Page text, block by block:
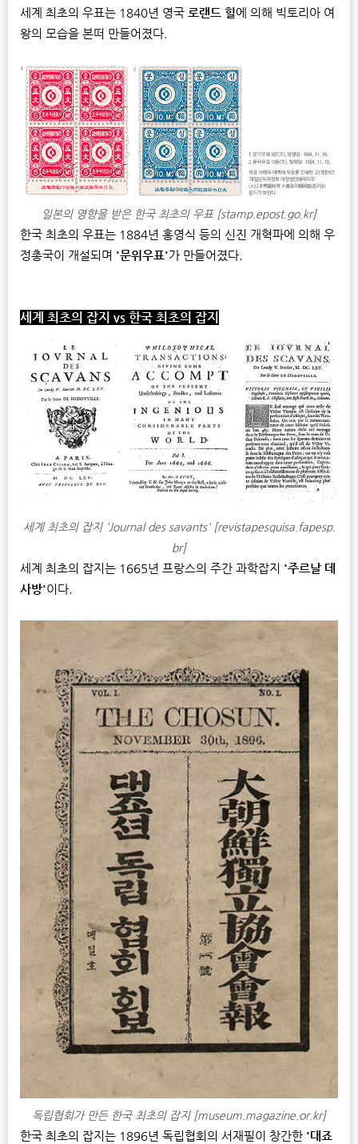
세계 최초의 우표는 1840년 영국 로랜드 힐에 의해 빅토리아 여
왕의 모습을 본떠 만들어졌다.
일본의 영향을 받은 한국 최초의 우표 [stamp.epost.go.kr]
한국 최초의 우표는 1884년 홍영식 등의 신진 개혁파에 의해 우
정총국이 개설되며 '문위우표'가 만들어졌다.
세계 최초의 잡지 vs 한국 최초의 잡지
세계 최초의 잡지 'Journal des savants' [revistapesquisa.fapesp.
br]
세계 최초의 잡지는 1665년 프랑스의 주간 과학잡지 '주르날 데
사방'이다.
독립협회가 만든 한국 최초의 잡지 [museum.magazine.or.kr]
한국 최초의 잡지는 1896년 독립협회의 서재필이 창간한 '대죠